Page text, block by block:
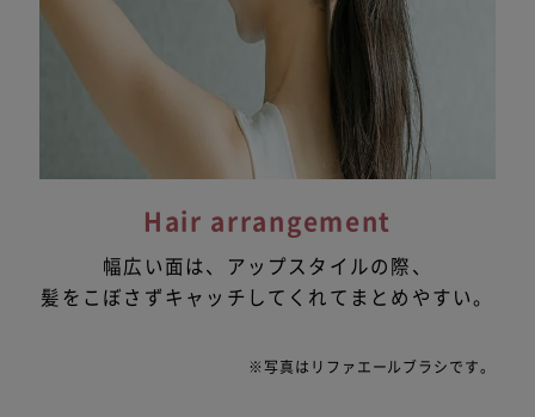
Hair arrangement
幅広い面は、アップスタイルの際、
髪をこぼさずキャッチしてくれてまとめやすい。
※写真はリファエールブラシです。